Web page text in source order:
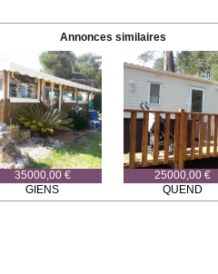
Annonces similaires
35000,00 €
GIENS
25000,00 €
QUEND